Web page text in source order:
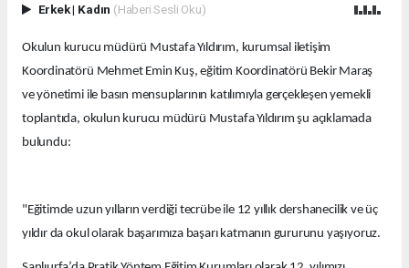
Erkek| Kadın (Haberi Sesli Oku)
Okulun kurucu müdürü Mustafa Yıldırım, kurumsal iletişim
Koordinatörü Mehmet Emin Kuş, eğitim Koordinatörü Bekir Maraş
ve yönetimi ile basın mensuplarının katılımıyla gerçekleşen yemekli
toplantıda, okulun kurucu müdürü Mustafa Yıldırım şu açıklamada
bulundu:
"Eğitimde uzun yılların verdiği tecrübe ile 12 yıllık dershanecilik ve üç
yıldır da okul olarak başarımıza başarı katmanın gururunu yaşıyoruz.